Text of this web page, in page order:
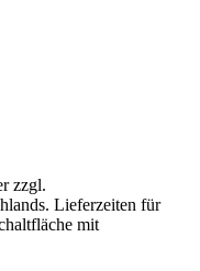
zzgl.
Lieferzeiten für
mit